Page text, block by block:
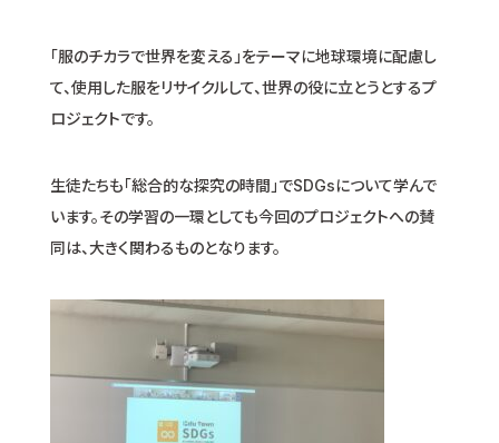
「服のチカラで世界を変える」をテーマに地球環境に配慮し
て、使用した服をリサイクルして、世界の役に立とうとするプ
ロジェクトです。
生徒たちも「総合的な探究の時間」でSDGsについて学んで
います。その学習の一環としても今回のプロジェクトへの賛
同は、大きく関わるものとなります。